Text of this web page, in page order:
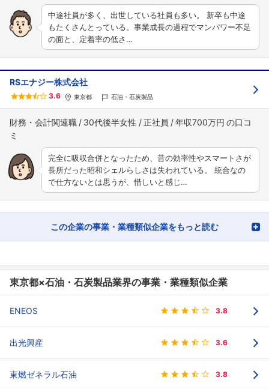
中途社員が多く、出世している社員も多い。 新卒も中途
もたくさんとっている。事業成長の過程でマンパワー不足
の面と、定着率の低さ…
RSエナジー株式会社
3.6 東京都 石油・石炭製品
財務・会計関連職 30代後半女性 正社員 年収700万円
完全に吸収合併となったため、昔の効率性やスマートさが
長所だった昭和シェルらしさは失われている。 統合なの
で仕方ないとは思うが、惜しいと感じ…
この企業の事業・業種類似企業をもっと読む
東京都×石油・石炭製品業界の事業・業種類似企業
ENEOS 3.8
出光興産 3.6
東燃ゼネラル石油 3.8